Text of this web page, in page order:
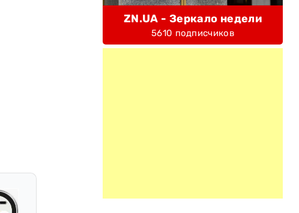
ZN.UA - Зеркало недели
5610 подписчиков